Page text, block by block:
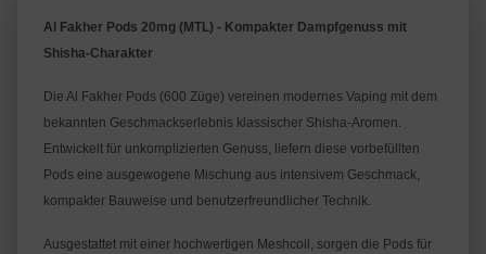
Al Fakher Pods 20mg (MTL) - Kompakter Dampfgenuss mit
Shisha-Charakter
Die Al Fakher Pods (600 Züge) vereinen modernes Vaping mit dem
bekannten Geschmackserlebnis klassischer Shisha-Aromen.
Entwickelt für unkomplizierten Genuss, liefern diese vorbefüllten
Pods eine ausgewogene Mischung aus intensivem Geschmack,
kompakter Bauweise und benutzerfreundlicher Technik.
Ausgestattet mit einer hochwertigen Meshcoil, sorgen die Pods für